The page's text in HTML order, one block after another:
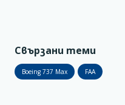
Свързани теми
Boeing 737 Max FAA